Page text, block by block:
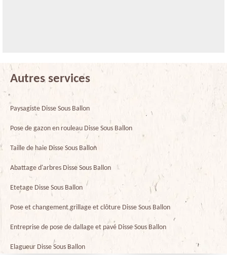
Autres services
Paysagiste Disse Sous Ballon
Pose de gazon en rouleau Disse Sous Ballon
Taille de haie Disse Sous Ballon
Abattage d'arbres Disse Sous Ballon
Etetage Disse Sous Ballon
Pose et changement grillage et clôture Disse Sous Ballon
Entreprise de pose de dallage et pavé Disse Sous Ballon
Elagueur Disse Sous Ballon